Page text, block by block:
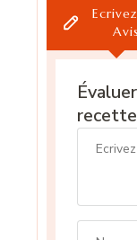
Avis
recette